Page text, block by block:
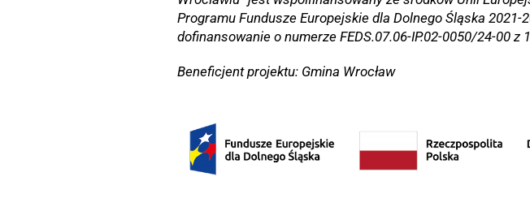
Programu Fundusze Europejskie dla Dolnego Śląska
dofinansowanie o numerze FEDS.07.06-IP.02-0050/24-00 z
Beneficjent projektu: Gmina Wrocław